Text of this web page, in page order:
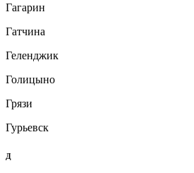
Гагарин
Гатчина
Геленджик
Голицыно
Грязи
Гурьевск
Д